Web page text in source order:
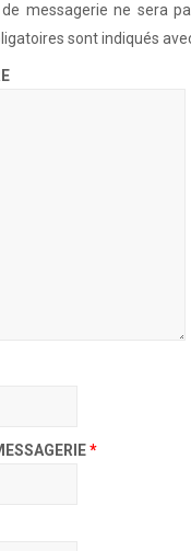
messagerie ne sera
sont indiqués
*